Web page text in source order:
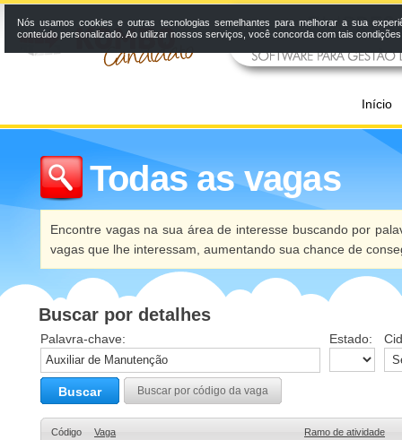
Início
Todas as vagas
Encontre vagas na sua área de interesse buscando por
vagas que lhe interessam, aumentando sua chance de
Buscar por detalhes
Palavra-chave: Estado:
Buscar Buscar por código da vaga
Código Vaga
Ramo de atividade
Nós usamos cookies e outras tecnologias semelhantes para melhorar a sua
conteúdo personalizado. Ao utilizar nossos serviços, você concorda com tais